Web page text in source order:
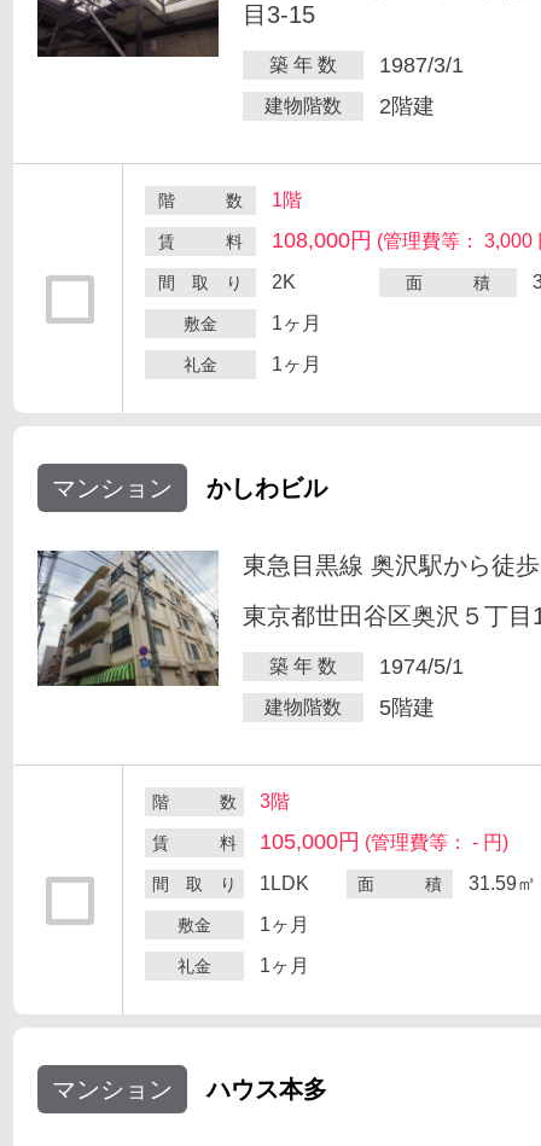
目3-15
築 年 数 1987/3/1
建物階数 2階建
階 数 1階
賃 料 108,000円 (管理費等： 3,000
間 取 り 2K 面 積
敷金 1ヶ月
礼金 1ヶ月
マンション かしわビル
東急目黒線 奥沢駅から徒
東京都世田谷区奥沢５丁目
築 年 数 1974/5/1
建物階数 5階建
階 数 3階
賃 料 105,000円 (管理費等： - 円)
間 取 り 1LDK 面 積 31.59㎡
敷金 1ヶ月
礼金 1ヶ月
マンション ハウス本多